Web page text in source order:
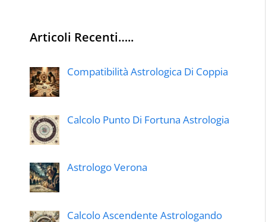
Articoli Recenti…..
Compatibilità Astrologica Di Coppia
Calcolo Punto Di Fortuna Astrologia
Astrologo Verona
Calcolo Ascendente Astrologando